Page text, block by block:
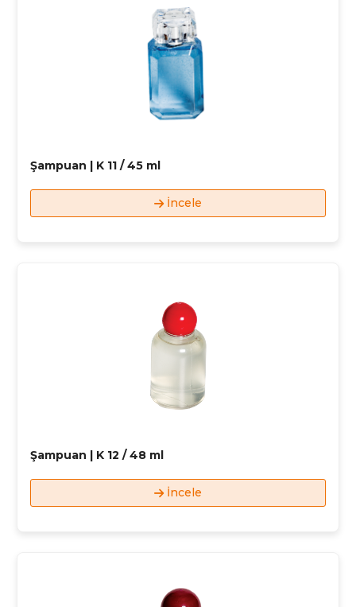
Şampuan | K 11 / 45 ml
İncele
Şampuan | K 12 / 48 ml
İncele